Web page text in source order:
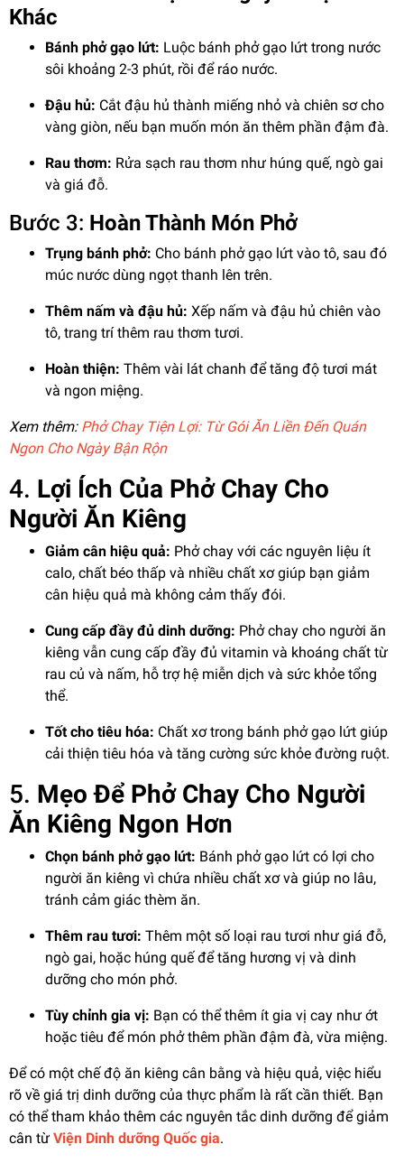
Khác
Bánh phở gạo lứt: Luộc bánh phở gạo lứt trong nước
sôi khoảng 2-3 phút, rồi để ráo nước.
Đậu hủ: Cắt đậu hủ thành miếng nhỏ và chiên sơ cho
vàng giòn, nếu bạn muốn món ăn thêm phần đậm đà.
Rau thơm: Rửa sạch rau thơm như húng quế, ngò gai
và giá đỗ.
Bước 3: Hoàn Thành Món Phở
Trụng bánh phở: Cho bánh phở gạo lứt vào tô, sau đó
múc nước dùng ngọt thanh lên trên.
Thêm nấm và đậu hủ: Xếp nấm và đậu hủ chiên vào
tô, trang trí thêm rau thơm tươi.
Hoàn thiện: Thêm vài lát chanh để tăng độ tươi mát
và ngon miệng.
Xem thêm: Phở Chay Tiện Lợi: Từ Gói Ăn Liền Đến Quán
Ngon Cho Ngày Bận Rộn
4. Lợi Ích Của Phở Chay Cho
Người Ăn Kiêng
Giảm cân hiệu quả: Phở chay với các nguyên liệu ít
calo, chất béo thấp và nhiều chất xơ giúp bạn giảm
cân hiệu quả mà không cảm thấy đói.
Cung cấp đầy đủ dinh dưỡng: Phở chay cho người ăn
kiêng vẫn cung cấp đầy đủ vitamin và khoáng chất từ
rau củ và nấm, hỗ trợ hệ miễn dịch và sức khỏe tổng
thể.
Tốt cho tiêu hóa: Chất xơ trong bánh phở gạo lứt giúp
cải thiện tiêu hóa và tăng cường sức khỏe đường ruột.
5. Mẹo Để Phở Chay Cho Người
Ăn Kiêng Ngon Hơn
Chọn bánh phở gạo lứt: Bánh phở gạo lứt có lợi cho
người ăn kiêng vì chứa nhiều chất xơ và giúp no lâu,
tránh cảm giác thèm ăn.
Thêm rau tươi: Thêm một số loại rau tươi như giá đỗ,
ngò gai, hoặc húng quế để tăng hương vị và dinh
dưỡng cho món phở.
Tùy chỉnh gia vị: Bạn có thể thêm ít gia vị cay như ớt
hoặc tiêu để món phở thêm phần đậm đà, vừa miệng.
Để có một chế độ ăn kiêng cân bằng và hiệu quả, việc hiểu
rõ về giá trị dinh dưỡng của thực phẩm là rất cần thiết. Bạn
có thể tham khảo thêm các nguyên tắc dinh dưỡng để giảm
cân từ Viện Dinh dưỡng Quốc gia.